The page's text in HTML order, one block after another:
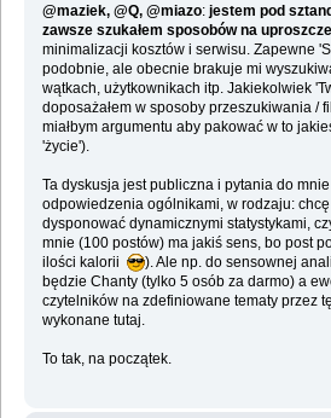
@maziek, @Q, @miazo: jestem pod
zawsze szukałem sposobów na
minimalizacji kosztów i serwisu. Zapewne
podobnie, ale obecnie brakuje mi
wątkach, użytkownikach itp. Jakiekolwiek
doposażałem w sposoby przeszukiwania /
miałbym argumentu aby pakować w to
'życie').
Ta dyskusja jest publiczna i pytania do
odpowiedzenia ogólnikami, w rodzaju:
dysponować dynamicznymi statystykami,
mnie (100 postów) ma jakiś sens, bo post
ilości kalorii
). Ale np. do sensownej
będzie Chanty (tylko 5 osób za darmo) a
czytelników na zdefiniowane tematy przez
wykonane tutaj.
To tak, na początek.